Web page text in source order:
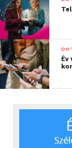
az Open
Harvesting
A MaNDA a
tapasztalataik
a fejlesztésbe.
Év